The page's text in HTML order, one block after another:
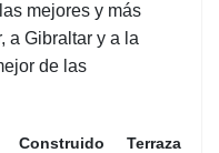
mejores y más
a Gibraltar y a la
de las
Construido
Terraza